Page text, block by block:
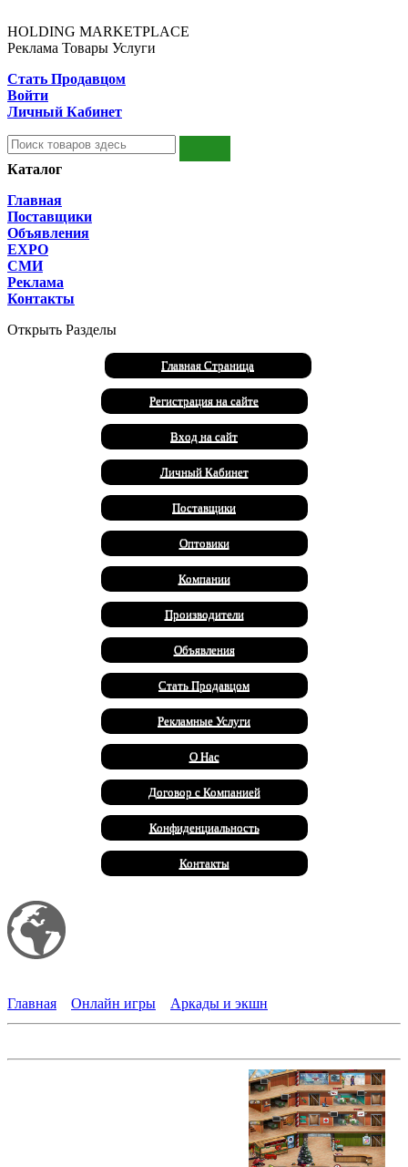
HOLDING MARKETPLACE
Реклама Товары Услуги
Стать Продавцом
Войти
Личный Кабинет
Каталог
Главная
Поставщики
Объявления
EXPO
СМИ
Реклама
Контакты
Открыть Разделы
Главная Страница
Регистрация на сайте
Вход на сайт
Личный Кабинет
Поставщики
Оптовики
Компании
Производители
Объявления
Стать Продавцом
Рекламные Услуги
О Нас
Договор с Компанией
Конфиденциальность
Контакты
Главная
Онлайн игры Аркады и экшн